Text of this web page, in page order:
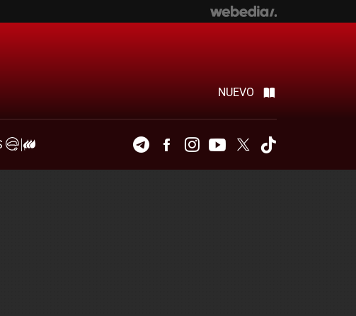
NUEVO
TelegramFacebookInstagramYoutubeTwitter